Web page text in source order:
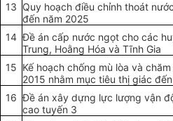
13 Quy hoạch điều chỉnh thoát
đến năm 2025
14 Đề án cấp nước ngọt cho các
Trung, Hoằng Hóa và Tĩnh Gia
15 Kế hoạch chống mù lòa và
2015 nhằm mục tiêu thị giác
16 Đề án xây dựng lực lượng vận
cao tuyến 3